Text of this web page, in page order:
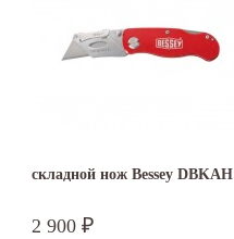
складной нож Bessey DBKAH
2 900 ₽